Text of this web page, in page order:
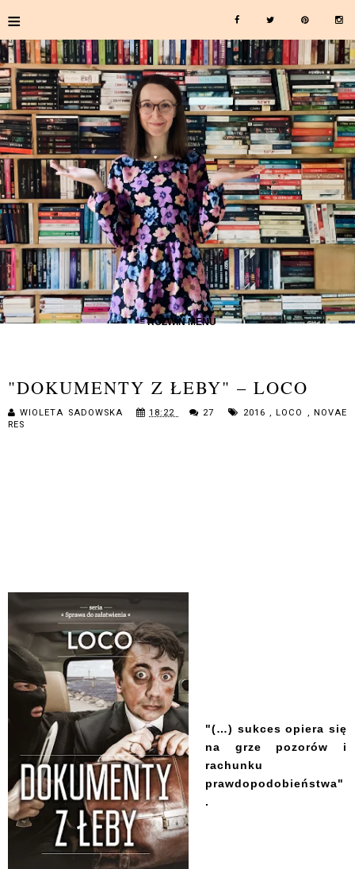
≡
≡ ROZWIŃ MENU
"DOKUMENTY Z ŁEBY" – LOCO
WIOLETA SADOWSKA 18:22 27 2016, LOCO ,
NOVAE
RES
"(…) sukces opiera się
na grze pozorów i
rachunku
prawdopodobieństwa"
.